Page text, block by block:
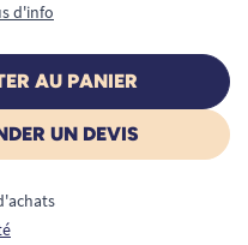
d'info
AU PANIER
UN DEVIS